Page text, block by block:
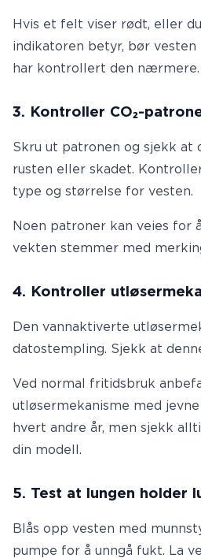
Hvis et felt viser rødt, eller
indikatoren betyr, bør
har kontrollert den nærmere.
3. Kontroller CO₂-
Skru ut patronen og sjekk at
rusten eller skadet.
type og størrelse for vesten.
Noen patroner kan veies for
vekten stemmer med
4. Kontroller
Den vannaktiverte
datostempling. Sjekk at
Ved normal fritidsbruk
utløsermekanisme med
hvert andre år, men sjekk
din modell.
5. Test at lungen holder
Blås opp vesten med
pumpe for å unngå fukt. La